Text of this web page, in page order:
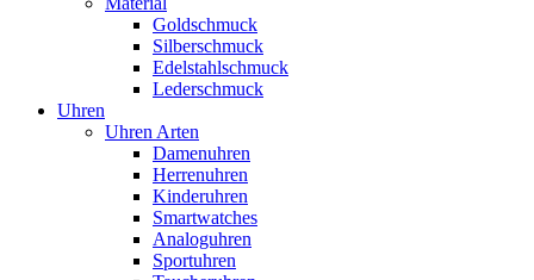
Goldschmuck
Silberschmuck
Edelstahlschmuck
Lederschmuck
Uhren
Uhren Arten
Damenuhren
Herrenuhren
Kinderuhren
Smartwatches
Analoguhren
Sportuhren